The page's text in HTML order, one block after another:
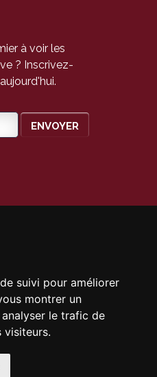
suivi pour améliorer
montrer un
le trafic de
visiteurs.
à voir les
? Inscrivez-